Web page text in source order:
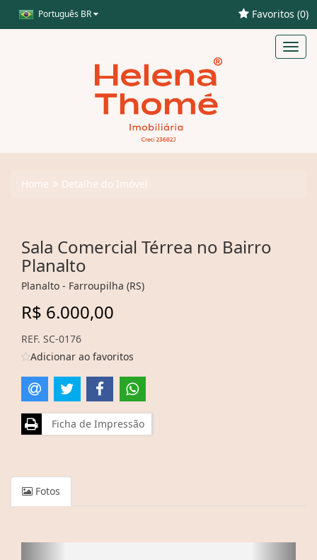
Português BR Favoritos (0)
Home Detalhe do Imóvel
Sala Comercial Térrea no Bairro
Planalto
Planalto - Farroupilha (RS)
R$ 6.000,00
REF. SC-0176
Adicionar ao favoritos
Ficha de Impressão
Fotos